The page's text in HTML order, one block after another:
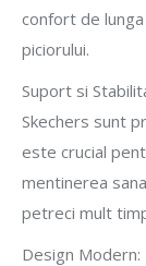
confort de
piciorului.
Suport si
Skechers sunt
este crucial
mentinerea
petreci mult
Design